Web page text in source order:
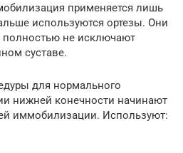
применяется лишь
используются ортезы. Они
полностью не исключают
суставе.
для нормального
нижней конечности начинают
иммобилизации. Используют: